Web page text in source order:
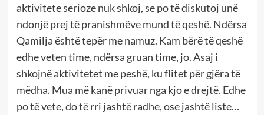
aktivitete serioze nuk shkoj, se po të diskutoj unë
ndonjë prej të pranishmëve mund të qeshë. Ndërsa
Qamilja është tepër me namuz. Kam bërë të qeshë
edhe veten time, ndërsa gruan time, jo. Asaj i
shkojnë aktivitetet me peshë, ku flitet për gjëra të
mëdha. Mua më kanë privuar nga kjo e drejtë. Edhe
po të vete, do të rri jashtë radhe, ose jashtë liste…